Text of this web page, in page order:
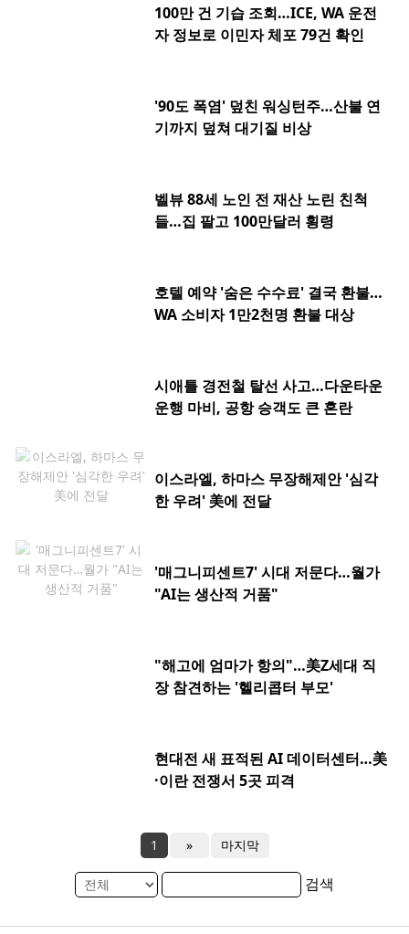
100만 건 기습 조회…ICE, WA 운전
자 정보로 이민자 체포 79건 확인
'90도 폭염' 덮친 워싱턴주…산불 연
기까지 덮쳐 대기질 비상
벨뷰 88세 노인 전 재산 노린 친척
들…집 팔고 100만달러 횡령
호텔 예약 '숨은 수수료' 결국 환불…
WA 소비자 1만2천명 환불 대상
시애틀 경전철 탈선 사고…다운타운
운행 마비, 공항 승객도 큰 혼란
이스라엘, 하마스 무장해제안 '심각
한 우려' 美에 전달
'매그니피센트7' 시대 저문다…월가
"AI는 생산적 거품"
"해고에 엄마가 항의"…美Z세대 직
장 참견하는 '헬리콥터 부모'
현대전 새 표적된 AI 데이터센터…美
·이란 전쟁서 5곳 피격
1 » 마지막
검색